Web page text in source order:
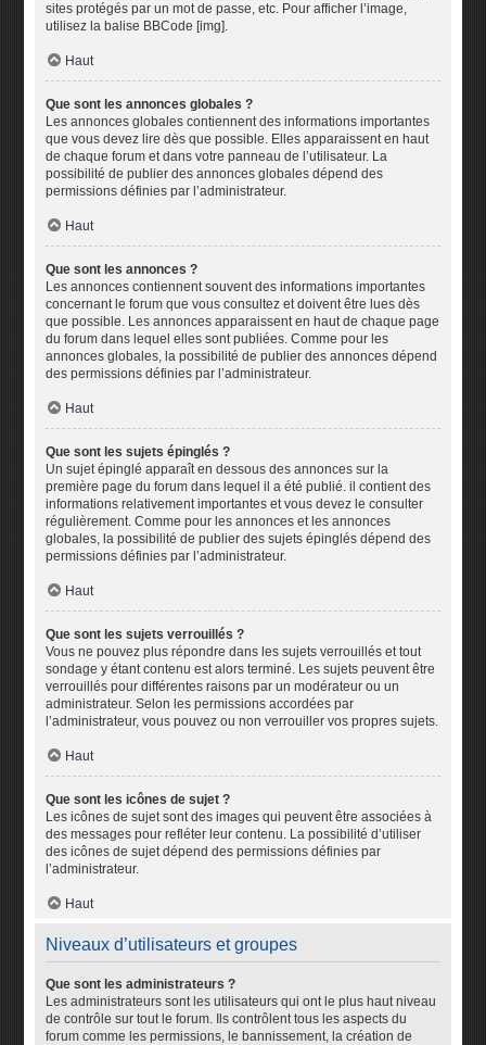
sites protégés par un mot de passe, etc. Pour afficher l’image,
utilisez la balise BBCode [img].
Haut
Que sont les annonces globales ?
Les annonces globales contiennent des informations importantes
que vous devez lire dès que possible. Elles apparaissent en haut
de chaque forum et dans votre panneau de l’utilisateur. La
possibilité de publier des annonces globales dépend des
permissions définies par l’administrateur.
Haut
Que sont les annonces ?
Les annonces contiennent souvent des informations importantes
concernant le forum que vous consultez et doivent être lues dès
que possible. Les annonces apparaissent en haut de chaque page
du forum dans lequel elles sont publiées. Comme pour les
annonces globales, la possibilité de publier des annonces dépend
des permissions définies par l’administrateur.
Haut
Que sont les sujets épinglés ?
Un sujet épinglé apparaît en dessous des annonces sur la
première page du forum dans lequel il a été publié. il contient des
informations relativement importantes et vous devez le consulter
régulièrement. Comme pour les annonces et les annonces
globales, la possibilité de publier des sujets épinglés dépend des
permissions définies par l’administrateur.
Haut
Que sont les sujets verrouillés ?
Vous ne pouvez plus répondre dans les sujets verrouillés et tout
sondage y étant contenu est alors terminé. Les sujets peuvent être
verrouillés pour différentes raisons par un modérateur ou un
administrateur. Selon les permissions accordées par
l’administrateur, vous pouvez ou non verrouiller vos propres sujets.
Haut
Que sont les icônes de sujet ?
Les icônes de sujet sont des images qui peuvent être associées à
des messages pour refléter leur contenu. La possibilité d’utiliser
des icônes de sujet dépend des permissions définies par
l’administrateur.
Haut
Niveaux d’utilisateurs et groupes
Que sont les administrateurs ?
Les administrateurs sont les utilisateurs qui ont le plus haut niveau
de contrôle sur tout le forum. Ils contrôlent tous les aspects du
forum comme les permissions, le bannissement, la création de